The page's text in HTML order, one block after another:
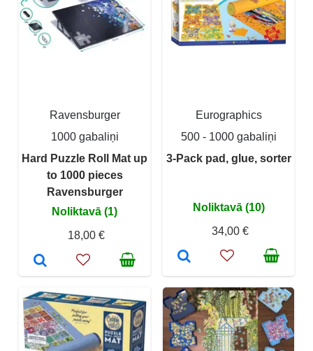
Ravensburger
1000 gabaliņi
Hard Puzzle Roll Mat up
to 1000 pieces
Ravensburger
Noliktavā (1)
18,00 €
Eurographics
500 - 1000 gabaliņi
3-Pack pad, glue, sorter
Noliktavā (10)
34,00 €